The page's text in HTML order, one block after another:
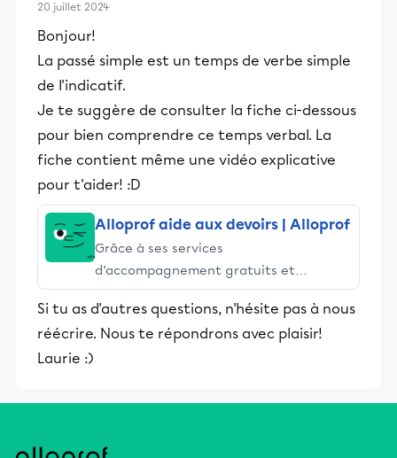
20 juillet 2024
Bonjour!
La passé simple est un temps de verbe simple
de l'indicatif.
Je te suggère de consulter la fiche ci-dessous
pour bien comprendre ce temps verbal. La
fiche contient même une vidéo explicative
pour t'aider! :D
Alloprof aide aux devoirs | Alloprof
Grâce à ses services
d’accompagnement gratuits et
stimulants, Alloprof engage les élèves
et leurs parents dans la réussite
éducative.
Si tu as d'autres questions, n'hésite pas à nous
réécrire. Nous te répondrons avec plaisir!
Laurie :)